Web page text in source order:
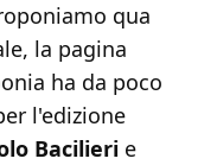
qua
la pagina
ha da poco
l'edizione
Bacilieri e